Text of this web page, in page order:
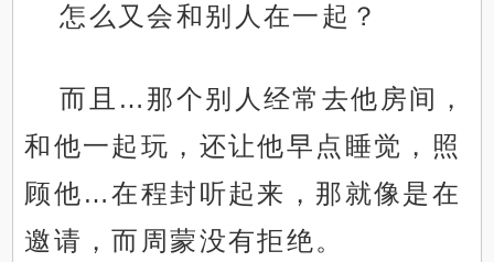
怎么又会和别人在一起？
而且…那个别人经常去他房间，
和他一起玩，还让他早点睡觉，照
顾他…在程封听起来，那就像是在
邀请，而周蒙没有拒绝。